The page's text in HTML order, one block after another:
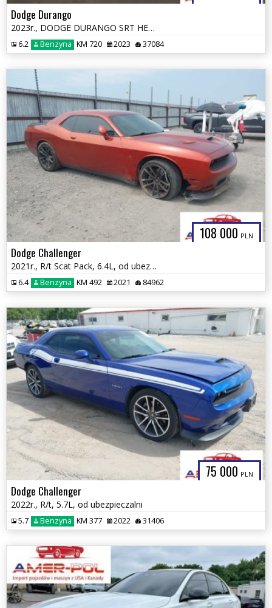
Dodge Durango
2023r., DODGE DURANGO SRT HELLCAT PREMIUM AWD, 6.2L, od ubezpieczalni
6.2 Benzyna KM 720 2023 37084
108 000 PLN
Dodge Challenger
2021r., R/t Scat Pack, 6.4L, od ubezpieczalni
6.4 Benzyna KM 492 2021 84962
75 000 PLN
Dodge Challenger
2022r., R/t, 5.7L, od ubezpieczalni
5.7 Benzyna KM 377 2022 31406